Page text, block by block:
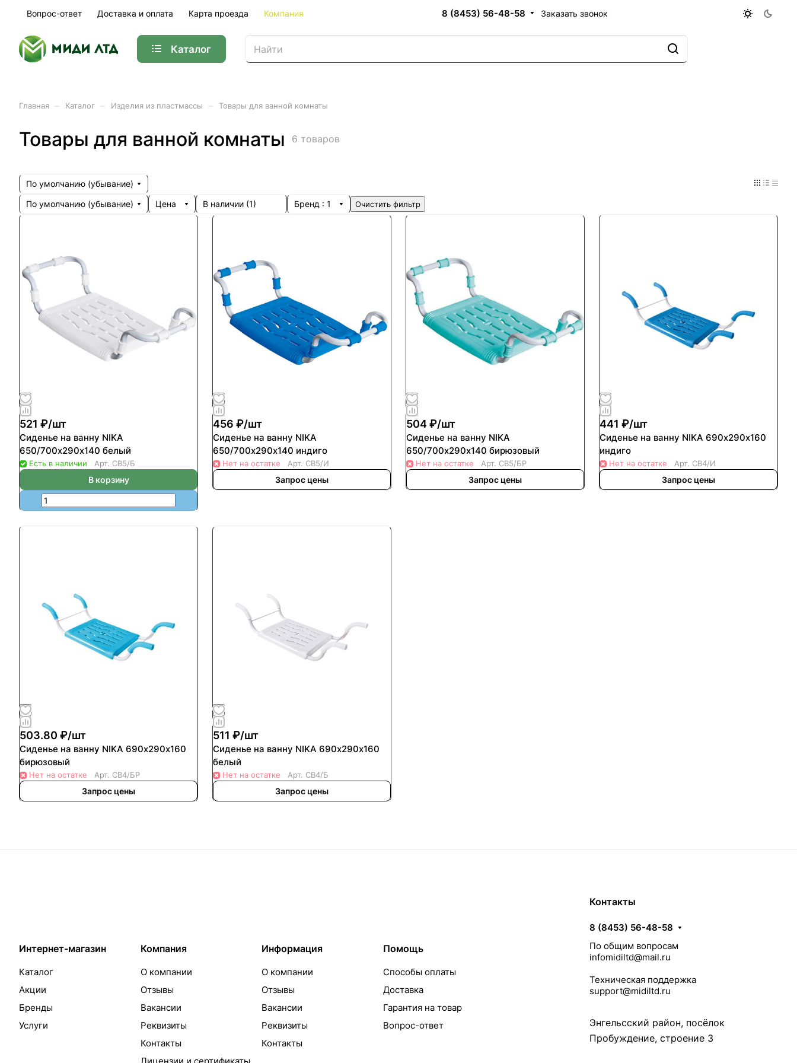
Вопрос-ответ Доставка и оплата Карта проезда Компания 8 (8453) 56-48-58 Заказать звонок
Каталог
Главная Каталог Изделия из пластмассы Товары для ванной комнаты
Товары для ванной комнаты 6 товаров
По умолчанию (убывание)
По умолчанию (убывание)
Цена В наличии (1) Бренд : 1 Очистить фильтр
521 ₽/шт
Сиденье на ванну NIKA
650/700х290х140 белый
Есть в наличии Арт. СВ5/Б
В корзину
456 ₽/шт
Сиденье на ванну NIKA
650/700х290х140 индиго
Нет на остатке Арт. СВ5/И
Запрос цены
504 ₽/шт
Сиденье на ванну NIKA
650/700х290х140 бирюзовый
Нет на остатке Арт. СВ5/БР
Запрос цены
441 ₽/шт
Сиденье на ванну NIKA 690х290х160
индиго
Нет на остатке Арт. СВ4/И
Запрос цены
503.80 ₽/шт
Сиденье на ванну NIKA 690х290х160
бирюзовый
Нет на остатке Арт. СВ4/БР
Запрос цены
511 ₽/шт
Сиденье на ванну NIKA 690х290х160
белый
Нет на остатке Арт. СВ4/Б
Запрос цены
Интернет-магазин
Каталог
Акции
Бренды
Услуги
Компания
О компании
Отзывы
Вакансии
Реквизиты
Контакты
Информация
О компании
Отзывы
Вакансии
Реквизиты
Контакты
Помощь
Способы оплаты
Доставка
Гарантия на товар
Вопрос-ответ
Контакты
8 (8453) 56-48-58
По общим вопросам
infomidiltd@mail.ru
Техническая поддержка
support@midiltd.ru
Энгельсский район, посёлок
Пробуждение, строение 3